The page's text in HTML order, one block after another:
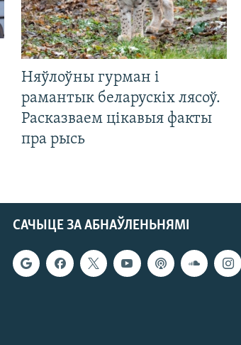
Няўлоўны гурман і
рамантык беларускіх лясоў.
Расказваем цікавыя факты
пра рысь
САЧЫЦЕ ЗА АБНАЎЛЕНЬНЯМІ